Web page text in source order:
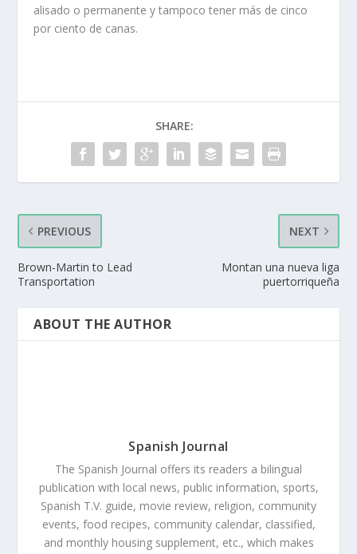
alisado o permanente y tampoco tener más de cinco
por ciento de canas.
SHARE:
PREVIOUS
Brown-Martin to Lead
Transportation
NEXT
Montan una nueva liga
puertorriqueña
ABOUT THE AUTHOR
Spanish Journal
The Spanish Journal offers its readers a bilingual
publication with local news, public information, sports,
Spanish T.V. guide, movie review, religion, community
events, food recipes, community calendar, classified,
and monthly housing supplement, etc., which makes